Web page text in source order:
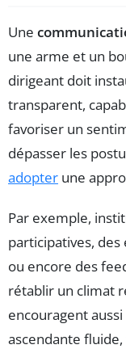
Une
une arme et un
dirigeant doit
transparent,
favoriser un
dépasser les
adopter une
Par exemple,
participatives,
ou encore des
rétablir un climat
encouragent
ascendante